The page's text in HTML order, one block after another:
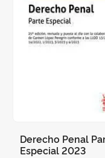
Derecho Penal
Especial 2023